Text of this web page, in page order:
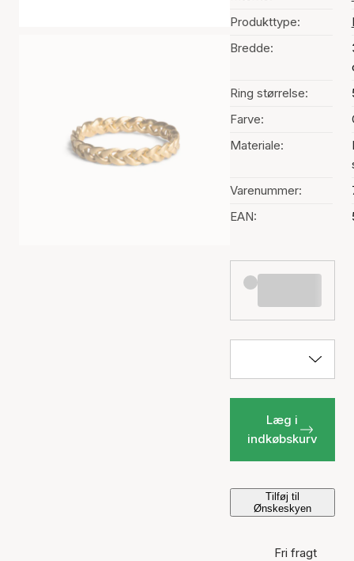
Produkttype:
Bredde:
Ring størrelse:
Farve:
Materiale:
Varenummer:
EAN:
Læg i
indkøbskurv
Tilføj til
Ønskeskyen
Fri fragt